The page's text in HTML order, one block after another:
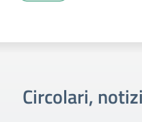
Circolari,